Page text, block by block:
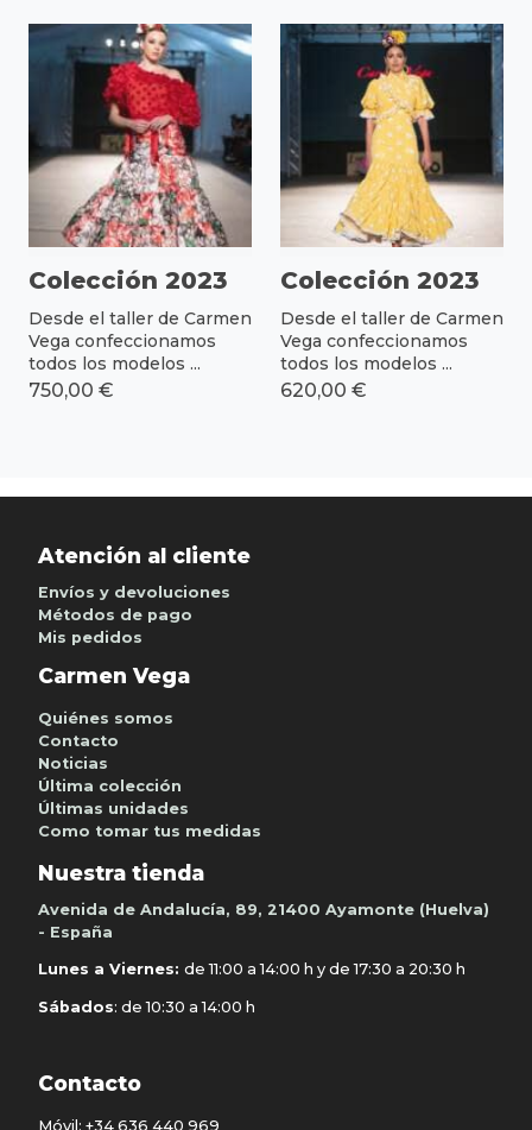
Colección 2023
Desde el taller de Carmen
Vega confeccionamos
todos los modelos ...
750,00 €
Colección 2023
Desde el taller de Carmen
Vega confeccionamos
todos los modelos ...
620,00 €
Atención al cliente
Envíos y devoluciones
Métodos de pago
Mis pedidos
Carmen Vega
Quiénes somos
Contacto
Noticias
Última colección
Últimas unidades
Como tomar tus medidas
Nuestra tienda
Avenida de Andalucía, 89, 21400 Ayamonte (Huelva)
- España
Lunes a Viernes: de 11:00 a 14:00 h y de 17:30 a 20:30 h
Sábados: de 10:30 a 14:00 h
Contacto
Móvil: +34 636 440 969